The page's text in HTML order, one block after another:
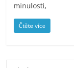
minulosti,
Čtěte více